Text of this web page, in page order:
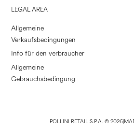
LEGAL AREA
Allgemeine
Verkaufsbedingungen
Info für den verbraucher
Allgemeine
Gebrauchsbedingung
POLLINI RETAIL S.P.A. © 2026|